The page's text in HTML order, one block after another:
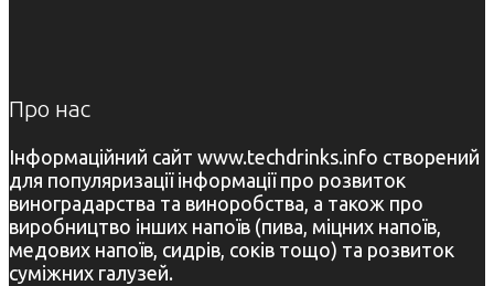
Про нас
Інформаційний сайт www.techdrinks.info створений
для популяризації інформації про розвиток
виноградарства та виноробства, а також про
виробництво інших напоїв (пива, міцних напоїв,
медових напоїв, сидрів, соків тощо) та розвиток
суміжних галузей.